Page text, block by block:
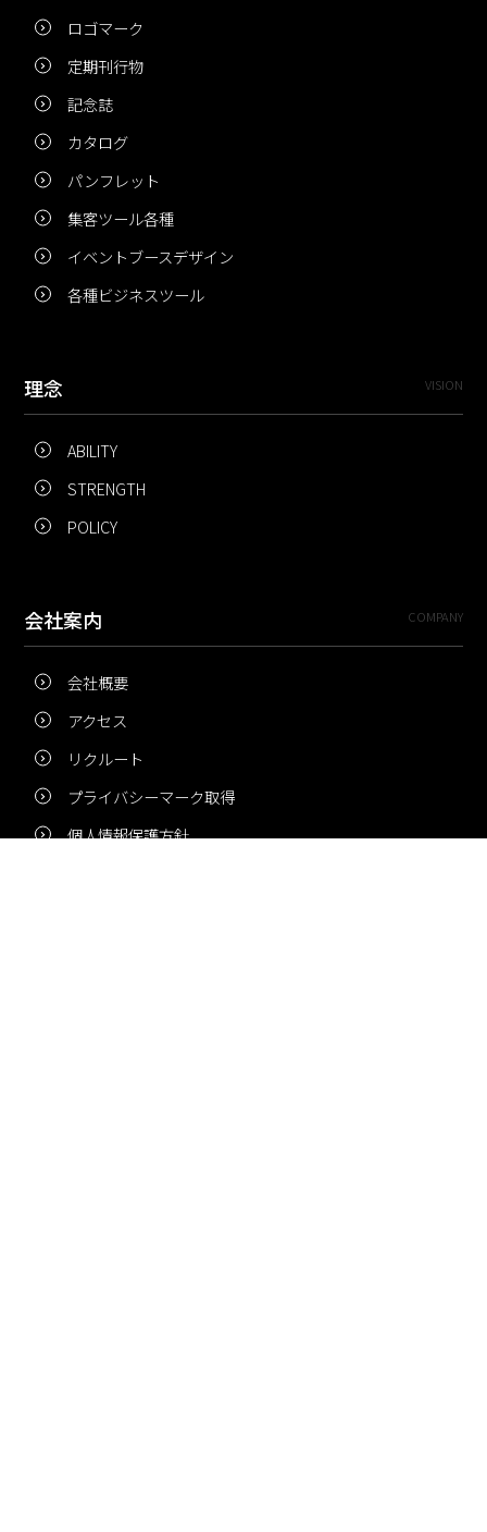
ロゴマーク
定期刊行物
記念誌
カタログ
パンフレット
集客ツール各種
イベントブースデザイン
各種ビジネスツール
理念 VISION
ABILITY
STRENGTH
POLICY
会社案内 COMPANY
会社概要
アクセス
リクルート
プライバシーマーク取得
個人情報保護方針